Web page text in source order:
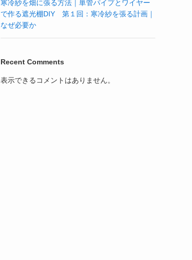
寒冷紗を畑に張る方法｜単管パイプとワイヤー
で作る遮光棚DIY 第１回：寒冷紗を張る計画｜
なぜ必要か
Recent Comments
表示できるコメントはありません。